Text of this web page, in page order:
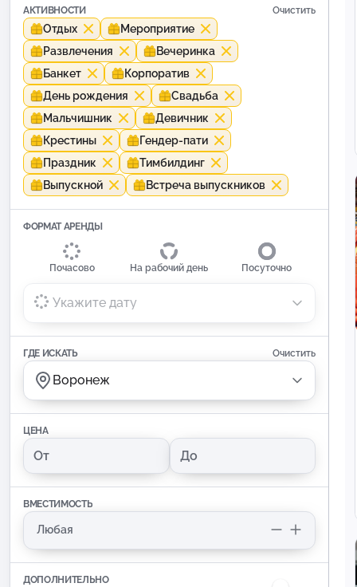
АКТИВНОСТИ Очистить
Отдых
Мероприятие
Развлечения
Вечеринка
Банкет
Корпоратив
День рождения
Свадьба
Мальчишник
Девичник
Крестины
Гендер-пати
Праздник
Тимбилдинг
Выпускной
Встреча выпускников
ФОРМАТ АРЕНДЫ
Почасово На рабочий день Посуточно
Укажите дату
ГДЕ ИСКАТЬ Очистить
Воронеж
ЦЕНА
ВМЕСТИМОСТЬ
ДОПОЛНИТЕЛЬНО